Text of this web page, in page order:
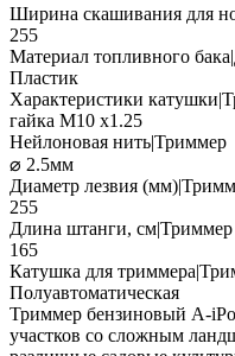
Ширина скашивания для
255
Материал топливного
Пластик
Характеристики
гайка М10 х1.25
Нейлоновая нить|Триммер
⌀ 2.5мм
Диаметр лезвия
255
Длина штанги, см|Триммер
165
Катушка для
Полуавтоматическая
Триммер бензиновый A-
участков со сложным